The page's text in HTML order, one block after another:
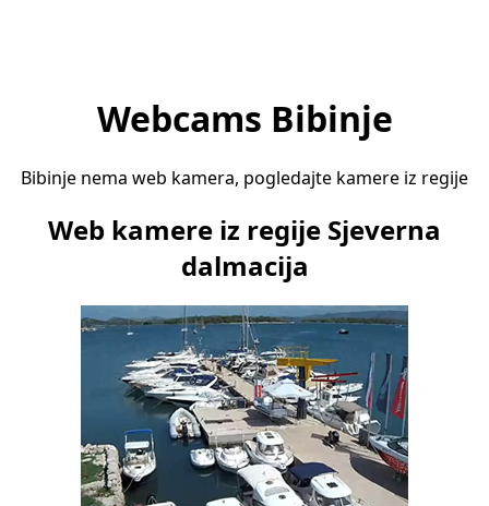
Webcams Bibinje
Bibinje nema web kamera, pogledajte kamere iz regije
Web kamere iz regije Sjeverna
dalmacija